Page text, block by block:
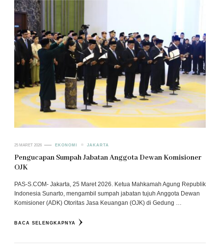
25 MARET 2026 EKONOMI JAKARTA
Pengucapan Sumpah Jabatan Anggota Dewan Komisioner
OJK
PAS-S.COM- Jakarta, 25 Maret 2026. Ketua Mahkamah Agung Republik
Indonesia Sunarto, mengambil sumpah jabatan tujuh Anggota Dewan
Komisioner (ADK) Otoritas Jasa Keuangan (OJK) di Gedung …
BACA SELENGKAPNYA